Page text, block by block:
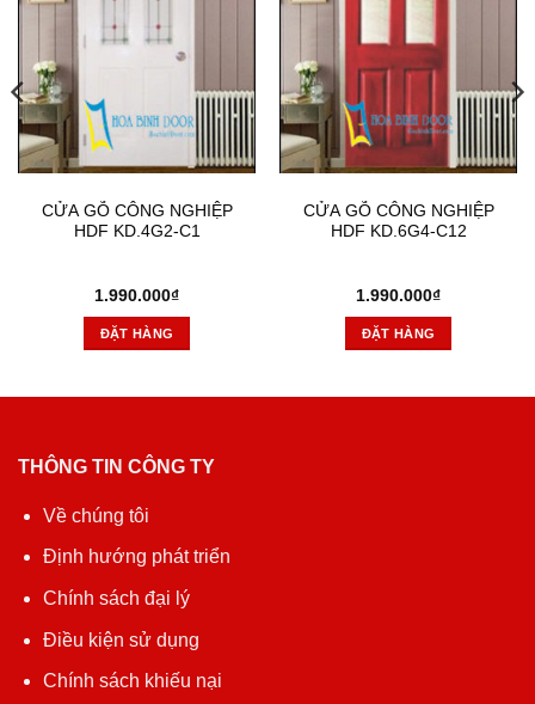
CỬA GỖ CÔNG NGHIỆP
HDF KD.4G2-C1
1.990.000₫
ĐẶT HÀNG
CỬA GỖ CÔNG NGHIỆP
HDF KD.6G4-C12
1.990.000₫
ĐẶT HÀNG
THÔNG TIN CÔNG TY
Về chúng tôi
Định hướng phát triển
Chính sách đại lý
Điều kiện sử dụng
Chính sách khiếu nại